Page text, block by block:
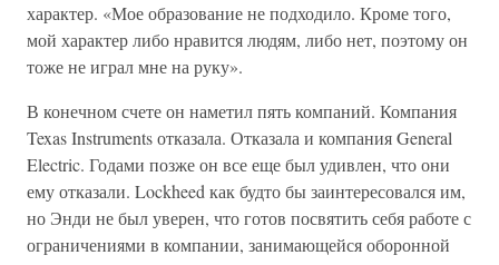
характер. «Мое образование не подходило. Кроме того,
мой характер либо нравится людям, либо нет, поэтому он
тоже не играл мне на руку».
В конечном счете он наметил пять компаний. Компания
Texas Instruments отказала. Отказала и компания General
Electric. Годами позже он все еще был удивлен, что они
ему отказали. Lockheed как будто бы заинтересовался им,
но Энди не был уверен, что готов посвятить себя работе с
ограничениями в компании, занимающейся оборонной